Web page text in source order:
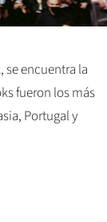
se encuentra la
fueron los más
Portugal y